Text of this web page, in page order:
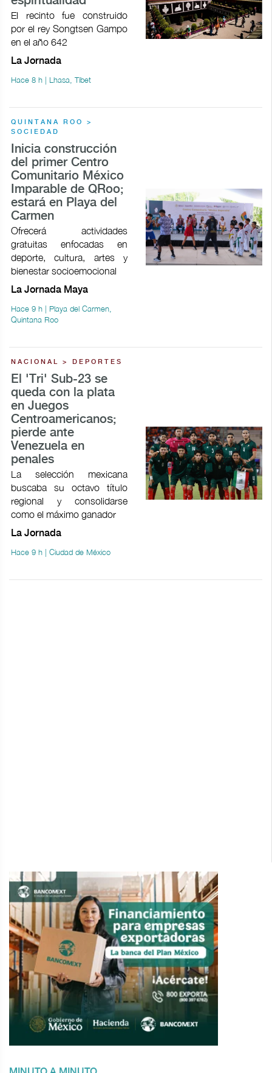
El recinto fue construido
por el rey Songtsen Gampo
en el año 642
La Jornada
Hace 8 h | Lhasa, Tíbet
QUINTANA ROO >
SOCIEDAD
Inicia construcción
del primer Centro
Comunitario México
Imparable de QRoo;
estará en Playa del
Carmen
Ofrecerá actividades
gratuitas enfocadas en
deporte, cultura, artes y
bienestar socioemocional
La Jornada Maya
Hace 9 h | Playa del Carmen,
Quintana Roo
NACIONAL > DEPORTES
El 'Tri' Sub-23 se
queda con la plata
en Juegos
Centroamericanos;
pierde ante
Venezuela en
penales
La selección mexicana
buscaba su octavo título
regional y consolidarse
como el máximo ganador
La Jornada
Hace 9 h | Ciudad de México